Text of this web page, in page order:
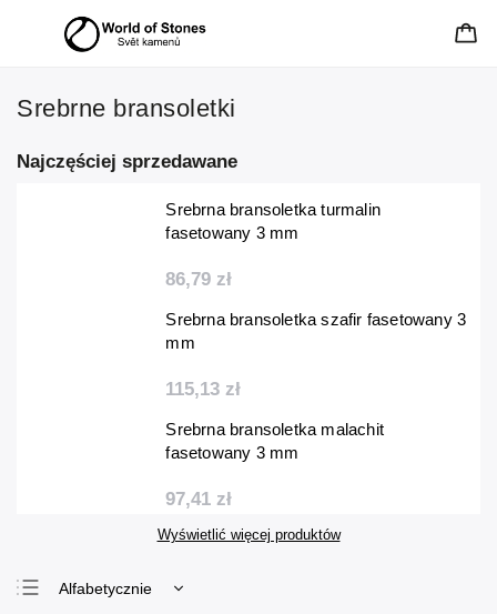
Srebrne bransoletki
Najczęściej sprzedawane
Srebrna bransoletka turmalin
fasetowany 3 mm
86,79 zł
Srebrna bransoletka szafir fasetowany 3
mm
115,13 zł
Srebrna bransoletka malachit
fasetowany 3 mm
97,41 zł
Wyświetlić więcej produktów
Alfabetycznie